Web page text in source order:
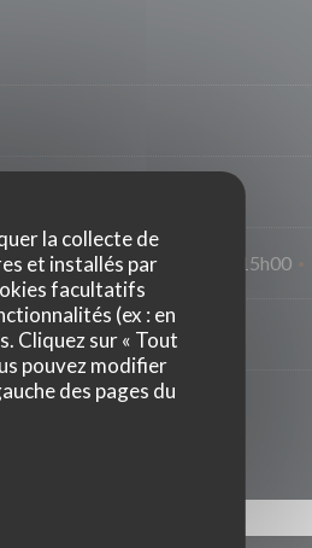
la collecte de
et installés par
facultatifs
(ex : en
Cliquez sur « Tout
pouvez modifier
des pages du
12h00 - 15h00